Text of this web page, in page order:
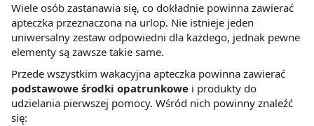
Wiele osób zastanawia się, co dokładnie powinna zawierać
apteczka przeznaczona na urlop. Nie istnieje jeden
uniwersalny zestaw odpowiedni dla każdego, jednak pewne
elementy są zawsze takie same.
Przede wszystkim wakacyjna apteczka powinna zawierać
podstawowe środki opatrunkowe i produkty do
udzielania pierwszej pomocy. Wśród nich powinny znaleźć
się: